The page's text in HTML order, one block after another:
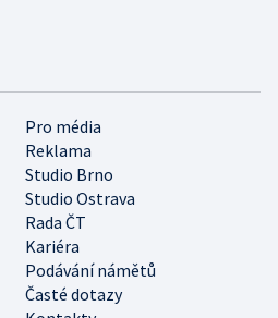
Pro média
Reklama
Studio Brno
Studio Ostrava
Rada ČT
Kariéra
Podávání námětů
Časté dotazy